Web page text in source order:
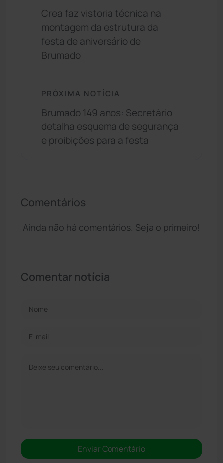
Crea faz vistoria técnica na
montagem da estrutura da
festa de aniversário de
Brumado
PRÓXIMA NOTÍCIA
Brumado 149 anos: Secretário
detalha esquema de segurança
e proibições para a festa
Comentários
Ainda não há comentários. Seja o primeiro!
Comentar notícia